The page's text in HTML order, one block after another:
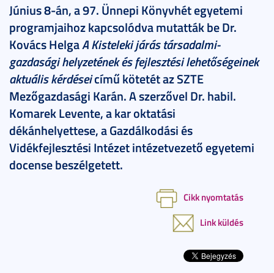
Június 8-án, a 97. Ünnepi Könyvhét egyetemi
programjaihoz kapcsolódva mutatták be Dr.
Kovács HelgaA Kisteleki járás társadalmi-
gazdasági helyzetének és fejlesztési lehetőségeinek
aktuális kérdéseicímű kötetét az SZTE
Mezőgazdasági Karán. A szerzővel Dr. habil.
Komarek Levente, a kar oktatási
dékánhelyettese, a Gazdálkodási és
Vidékfejlesztési Intézet intézetvezető egyetemi
docense beszélgetett.
Cikk nyomtatás
Link küldés